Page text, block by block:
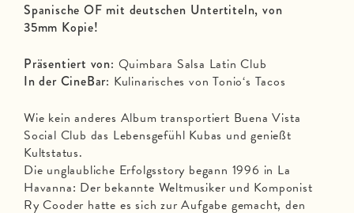
Spanische OF mit deutschen Untertiteln, von
35mm Kopie!
Präsentiert von: Quimbara Salsa Latin Club
In der CineBar: Kulinarisches von Tonio‘s Tacos
Wie kein anderes Album transportiert Buena Vista
Social Club das Lebensgefühl Kubas und genießt
Kultstatus.
Die unglaubliche Erfolgsstory begann 1996 in La
Havanna: Der bekannte Weltmusiker und Komponist
Ry Cooder hatte es sich zur Aufgabe gemacht, den